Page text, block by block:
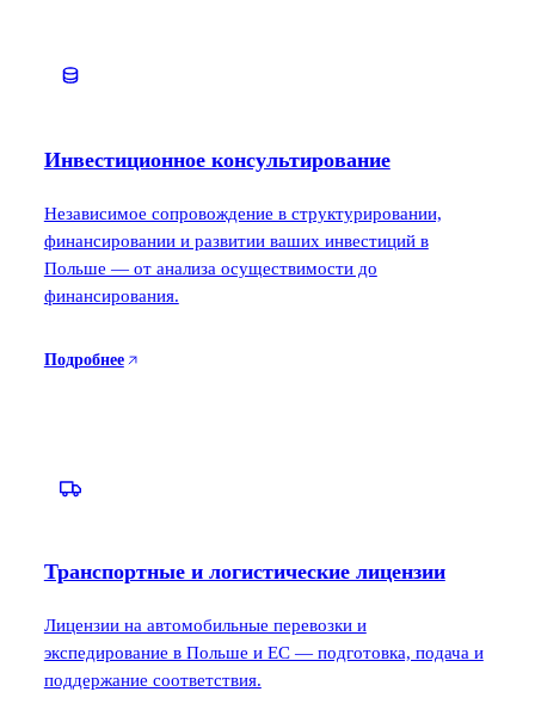
Инвестиционное консультирование
Независимое сопровождение в структурировании,
финансировании и развитии ваших инвестиций в
Польше — от анализа осуществимости до
финансирования.
Подробнее
Транспортные и логистические лицензии
Лицензии на автомобильные перевозки и
экспедирование в Польше и ЕС — подготовка, подача и
поддержание соответствия.